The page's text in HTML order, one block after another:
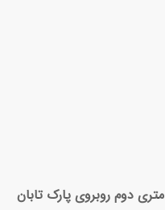
بزرگراه رسالت -نرسیده به ۱۶ متری دوم روبروی پارک تابان